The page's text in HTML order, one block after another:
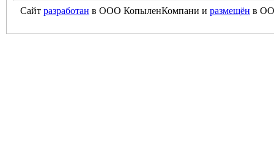
Сайт разработан в ООО КопыленКомпани и размещён в